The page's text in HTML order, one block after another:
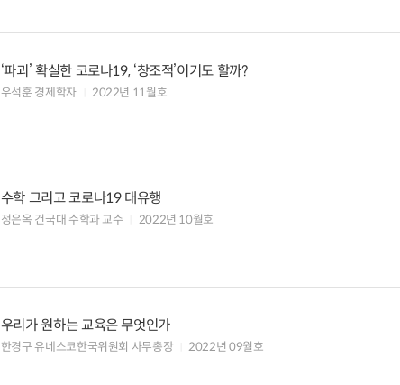
‘파괴’ 확실한 코로나19, ‘창조적’이기도 할까?
우석훈 경제학자 2022년 11월호
수학 그리고 코로나19 대유행
정은옥 건국대 수학과 교수 2022년 10월호
우리가 원하는 교육은 무엇인가
한경구 유네스코한국위원회 사무총장 2022년 09월호